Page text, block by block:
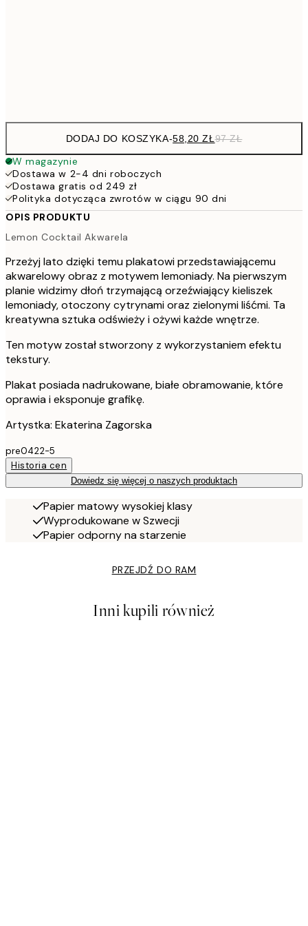
DODAJ DO KOSZYKA-58,20 ZŁ97 ZŁ
W magazynie
Dostawa w 2-4 dni roboczych
Dostawa gratis od 249 zł
Polityka dotycząca zwrotów w ciągu 90 dni
OPIS PRODUKTU
Lemon Cocktail Akwarela
Przeżyj lato dzięki temu plakatowi przedstawiającemu
akwarelowy obraz z motywem lemoniady. Na pierwszym
planie widzimy dłoń trzymającą orzeźwiający kieliszek
lemoniady, otoczony cytrynami oraz zielonymi liśćmi. Ta
kreatywna sztuka odświeży i ożywi każde wnętrze.
Ten motyw został stworzony z wykorzystaniem efektu
tekstury.
Plakat posiada nadrukowane, białe obramowanie, które
oprawia i eksponuje grafikę.
Artystka: Ekaterina Zagorska
pre0422-5
Historia cen
Dowiedz się więcej o naszych produktach
Papier matowy wysokiej klasy
Wyprodukowane w Szwecji
Papier odporny na starzenie
PRZEJDŹ DO RAM
Inni kupili również